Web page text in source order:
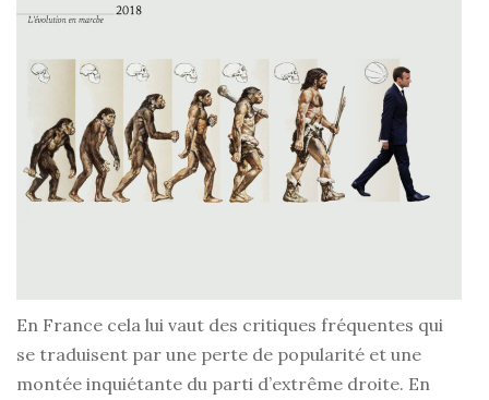
En France cela lui vaut des critiques fréquentes qui
se traduisent par une perte de popularité et une
montée inquiétante du parti d’extrême droite. En